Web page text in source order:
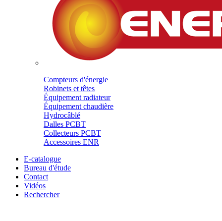
Compteurs d'énergie
Robinets et têtes
Équipement radiateur
Équipement chaudière
Hydrocâblé
Dalles PCBT
Collecteurs PCBT
Accessoires ENR
E-catalogue
Bureau d'étude
Contact
Vidéos
Rechercher